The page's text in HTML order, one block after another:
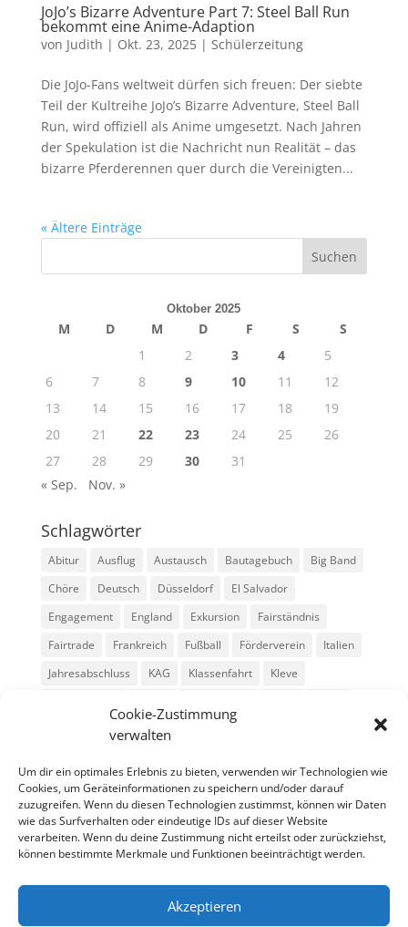
Cookie-Zustimmung
verwalten
Um dir ein optimales Erlebnis zu bieten, verwenden wir Technologien wie
Cookies, um Geräteinformationen zu speichern und/oder darauf
zuzugreifen. Wenn du diesen Technologien zustimmst, können wir Daten
wie das Surfverhalten oder eindeutige IDs auf dieser Website
verarbeiten. Wenn du deine Zustimmung nicht erteilst oder zurückziehst,
können bestimmte Merkmale und Funktionen beeinträchtigt werden.
Akzeptieren
JoJo’s Bizarre Adventure Part 7: Steel Ball Run
bekommt eine Anime-Adaption
von Judith | Okt. 23, 2025| Schülerzeitung
Die JoJo-Fans weltweit dürfen sich freuen: Der siebte
Teil der Kultreihe JoJo’s Bizarre Adventure, Steel Ball
Run, wird offiziell als Anime umgesetzt. Nach Jahren
der Spekulation ist die Nachricht nun Realität – das
bizarre Pferderennen quer durch die Vereinigten...
« Ältere Einträge
Oktober 2025
M D M D F S
S
1
2 3 4
5
6
7 8 9 10 11
12
13
14 15 16 17 18
19
20
21 22 23 24 25
26
27
28 29 30
31
« Sep.
Nov. »
Schlagwörter
Abitur Ausflug Austausch Bautagebuch
Big Band
Chöre
Deutsch Düsseldorf
El Salvador
Engagement
England Exkursion
Fairständnis
Fairtrade
Frankreich Fußball Förderverein
Italien
Jahresabschluss
KAG Klassenfahrt
Kleve
Musik
Sport
Stadtradeln SV
Tag der offenen Tür
Theater
USA Weihnachten WPU Xanten